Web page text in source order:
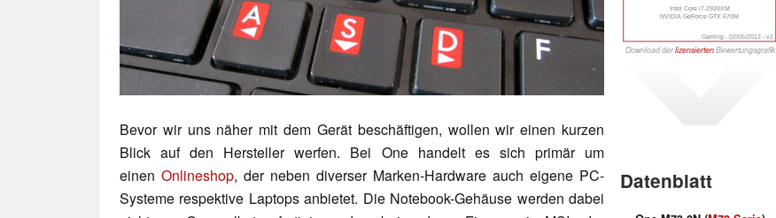
Bevor wir uns näher mit dem Gerät beschäftigen, wollen wir einen kurzen
Blick auf den Hersteller werfen. Bei One handelt es sich primär um
einen Onlineshop, der neben diverser Marken-Hardware auch eigene PC-
Systeme respektive Laptops anbietet. Die Notebook-Gehäuse werden dabei
Intel Core i7-2920XM
NVIDIA GeForce GTX 670M
Gaming - 02/05/2012 - v2
Download derlizensiertenBewertungsgrafik
Datenblatt